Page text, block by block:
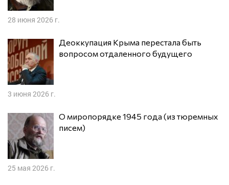
28 июня 2026 г.
Деоккупация Крыма перестала быть
вопросом отдаленного будущего
3 июня 2026 г.
О миропорядке 1945 года (из тюремных
писем)
25 мая 2026 г.